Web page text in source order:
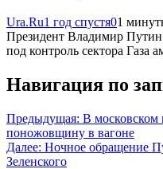
Ura.Ru1 год спустя01
Президент Владимир
под контроль сектора Газа
Навигация по
Предыдущая: В московском
поножовщину в вагоне
Далее: Ночное обращение
Зеленского